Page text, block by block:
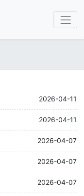
2026-04-11
2026-04-11
2026-04-07
2026-04-07
2026-04-07